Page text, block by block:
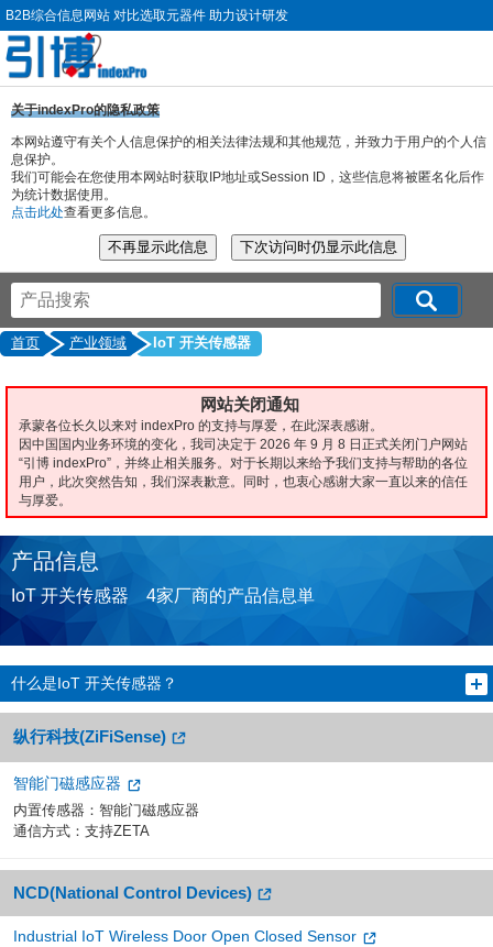
B2B综合信息网站 对比选取元器件 助力设计研发
关于indexPro的隐私政策
本网站遵守有关个人信息保护的相关法律法规和其他规范，并致力于用户的个人信
息保护。
我们可能会在您使用本网站时获取IP地址或Session ID，这些信息将被匿名化后作
为统计数据使用。
点击此处查看更多信息。
首页 产业领域 IoT 开关传感器
网站关闭通知
承蒙各位长久以来对 indexPro 的支持与厚爱，在此深表感谢。
因中国国内业务环境的变化，我司决定于 2026 年 9 月 8 日正式关闭门户网站
“引博 indexPro”，并终止相关服务。对于长期以来给予我们支持与帮助的各位
用户，此次突然告知，我们深表歉意。同时，也衷心感谢大家一直以来的信任
与厚爱。
产品信息
IoT 开关传感器 4家厂商的产品信息単
什么是IoT 开关传感器？
纵行科技(ZiFiSense)
智能门磁感应器
内置传感器：智能门磁感应器
通信方式：支持ZETA
NCD(National Control Devices)
Industrial IoT Wireless Door Open Closed Sensor